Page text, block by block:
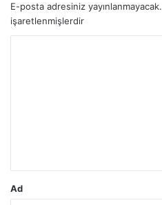
E-posta adresiniz yayınlanmayacak.
işaretlenmişlerdir
Ad